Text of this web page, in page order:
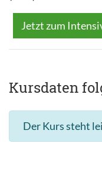
Jetzt zum
Kursdaten
Der Kurs steht